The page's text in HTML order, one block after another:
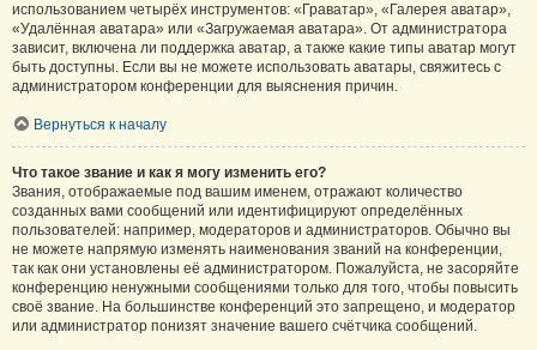
использованием четырёх инструментов: «Граватар», «Галерея аватар»,
«Удалённая аватара» или «Загружаемая аватара». От администратора
зависит, включена ли поддержка аватар, а также какие типы аватар могут
быть доступны. Если вы не можете использовать аватары, свяжитесь с
администратором конференции для выяснения причин.
Вернуться к началу
Что такое звание и как я могу изменить его?
Звания, отображаемые под вашим именем, отражают количество
созданных вами сообщений или идентифицируют определённых
пользователей: например, модераторов и администраторов. Обычно вы
не можете напрямую изменять наименования званий на конференции,
так как они установлены её администратором. Пожалуйста, не засоряйте
конференцию ненужными сообщениями только для того, чтобы повысить
своё звание. На большинстве конференций это запрещено, и модератор
или администратор понизят значение вашего счётчика сообщений.